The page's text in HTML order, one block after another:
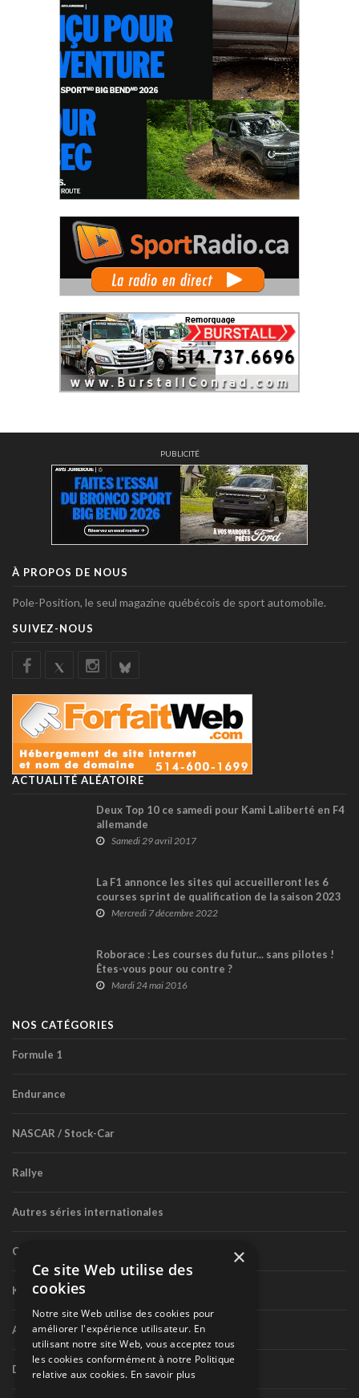
PUBLICITÉ
À PROPOS DE NOUS
Pole-Position, le seul magazine québécois de sport automobile.
SUIVEZ-NOUS
ACTUALITÉ ALÉATOIRE
Deux Top 10 ce samedi pour Kami Laliberté en F4
allemande
Samedi 29 avril 2017
La F1 annonce les sites qui accueilleront les 6
courses sprint de qualification de la saison 2023
Mercredi 7 décembre 2022
Roborace : Les courses du futur... sans pilotes !
Êtes-vous pour ou contre ?
Mardi 24 mai 2016
NOS CATÉGORIES
Formule 1
Endurance
NASCAR / Stock-Car
Rallye
Autres séries internationales
Circuit routier canadien
Karting
Autres séries nationales
Divers
×
Ce site Web utilise des
cookies
Notre site Web utilise des cookies pour
améliorer l'expérience utilisateur. En
utilisant notre site Web, vous acceptez tous
les cookies conformément à notre Politique
relative aux cookies. En savoir plus